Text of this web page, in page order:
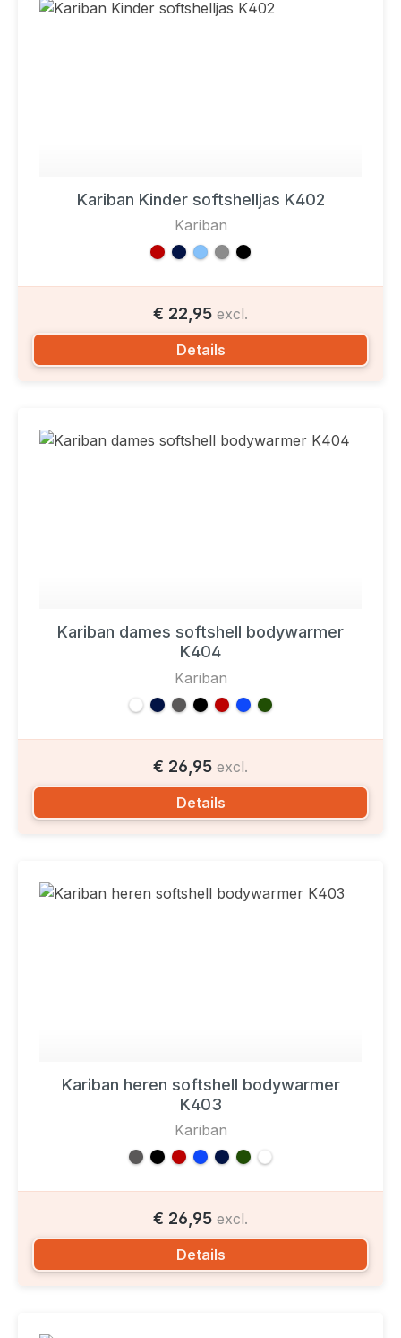
Kariban Kinder softshelljas K402
Kariban
€ 22,95 excl.
Details
Kariban dames softshell bodywarmer
K404
Kariban
€ 26,95 excl.
Details
Kariban heren softshell bodywarmer
K403
Kariban
€ 26,95 excl.
Details